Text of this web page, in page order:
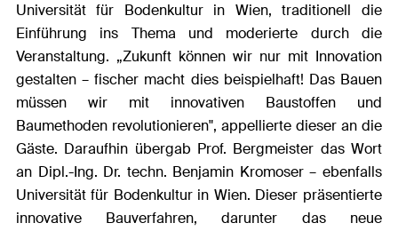
Universität für Bodenkultur in Wien, traditionell die
Einführung ins Thema und moderierte durch die
Veranstaltung. „Zukunft können wir nur mit Innovation
gestalten – fischer macht dies beispielhaft! Das Bauen
müssen wir mit innovativen Baustoffen und
Baumethoden revolutionieren", appellierte dieser an die
Gäste. Daraufhin übergab Prof. Bergmeister das Wort
an Dipl.-Ing. Dr. techn. Benjamin Kromoser – ebenfalls
Universität für Bodenkultur in Wien. Dieser präsentierte
innovative Bauverfahren, darunter das neue